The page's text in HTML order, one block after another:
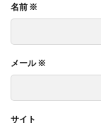
名前 ※
メール※
サイト